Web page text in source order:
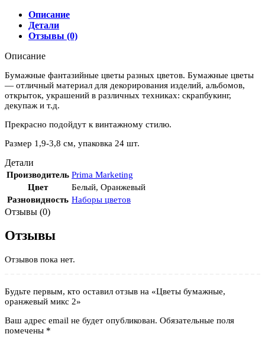
Описание
Детали
Отзывы (0)
Описание
Бумажные фантазийные цветы разных цветов. Бумажные цветы
— отличный материал для декорирования изделий, альбомов,
открыток, украшений в различных техниках: скрапбукинг,
декупаж и т.д.
Прекрасно подойдут к винтажному стилю.
Размер 1,9-3,8 см, упаковка 24 шт.
Детали
Производитель Prima Marketing
Цвет
Белый, Оранжевый
Разновидность Наборы цветов
Отзывы (0)
Отзывы
Отзывов пока нет.
Будьте первым, кто оставил отзыв на «Цветы бумажные,
оранжевый микс 2»
Ваш адрес email не будет опубликован. Обязательные поля
помечены *